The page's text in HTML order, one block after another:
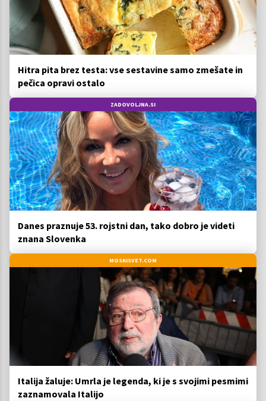
Hitra pita brez testa: vse sestavine samo zmešate in
pečica opravi ostalo
ZADOVOLJNA.SI
Danes praznuje 53. rojstni dan, tako dobro je videti
znana Slovenka
MOSKISVET.COM
Italija žaluje: Umrla je legenda, ki je s svojimi pesmimi
zaznamovala Italijo